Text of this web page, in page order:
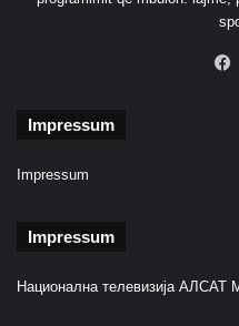
Impressum
Impressum
Impressum
Национална телевизија АЛСАТ